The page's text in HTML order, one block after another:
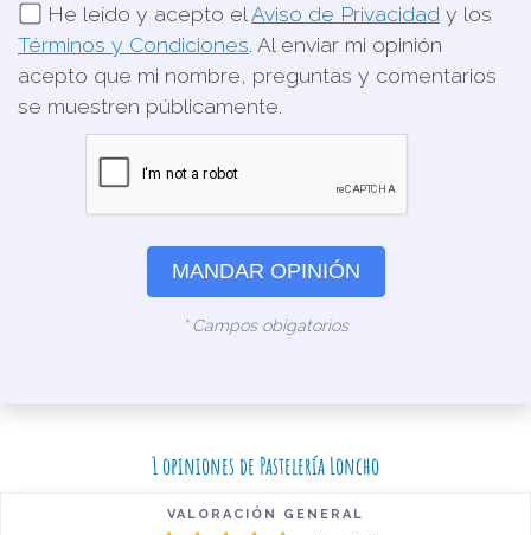
He leído y acepto el Aviso de Privacidad y los
Términos y Condiciones. Al enviar mi opinión
acepto que mi nombre, preguntas y comentarios
se muestren públicamente.
MANDAR OPINIÓN
* Campos obigatorios
1 opiniones de Pastelería Loncho
VALORACIÓN GENERAL